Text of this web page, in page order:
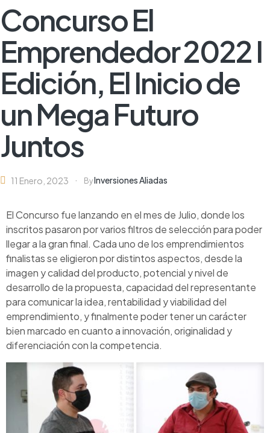
Concurso El
Emprendedor 2022 I
Edición, El Inicio de
un Mega Futuro
Juntos
11 Enero, 2023 ByInversiones Aliadas
El Concurso fue lanzando en el mes de Julio, donde los
inscritos pasaron por varios filtros de selección para poder
llegar a la gran final. Cada uno de los emprendimientos
finalistas se eligieron por distintos aspectos, desde la
imagen y calidad del producto, potencial y nivel de
desarrollo de la propuesta, capacidad del representante
para comunicar la idea, rentabilidad y viabilidad del
emprendimiento, y finalmente poder tener un carácter
bien marcado en cuanto a innovación, originalidad y
diferenciación con la competencia.